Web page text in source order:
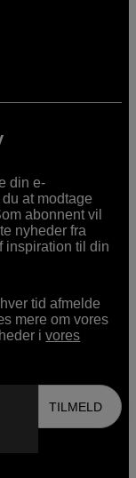
din e-
at modtage
abonnent vil
nyheder fra
inspiration til din
tid afmelde
mere om vores
ivores
TILMELD